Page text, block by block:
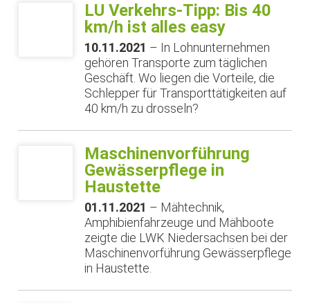
LU Verkehrs-Tipp: Bis 40
km/h ist alles easy
10.11.2021 – In Lohnunternehmen
gehören Transporte zum täglichen
Geschäft. Wo liegen die Vorteile, die
Schlepper für Transporttätigkeiten auf
40 km/h zu drosseln?
Maschinenvorführung
Gewässerpflege in
Haustette
01.11.2021 – Mähtechnik,
Amphibienfahrzeuge und Mähboote
zeigte die LWK Niedersachsen bei der
Maschinenvorführung Gewässerpflege
in Haustette.